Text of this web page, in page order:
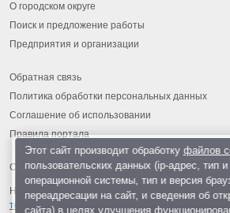
О городском округе
Поиск и предложение работы
Предприятия и организации
Обратная связь
Политика обработки персональных данных
Соглашение об использовании
Правила портала
На информационном ресурсе применяются
технологии
Этот сайт производит обработку файлов
пользовательских данных (ip-адрес, тип и
операционной системы, тип и версия
переадресации на сайт, и сведения об
сайта) в целях улучшения